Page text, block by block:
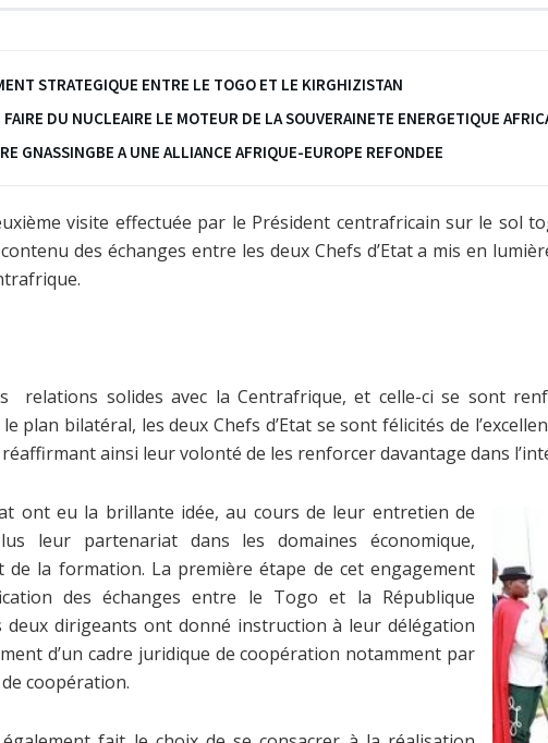
STRATEGIQUE ENTRE LE TOGO ET LE KIRGHIZISTAN
DU NUCLEAIRE LE MOTEUR DE LA SOUVERAINETE ENERGETIQUE
GNASSINGBE A UNE ALLIANCE AFRIQUE-EUROPE REFONDEE
visite effectuée par le Président centrafricain sur le sol
des échanges entre les deux Chefs d’Etat a mis en
solides avec la Centrafrique, et celle-ci se sont
plan bilatéral, les deux Chefs d’Etat se sont félicités de
ainsi leur volonté de les renforcer davantage dans
ont eu la brillante idée, au cours de leur entretien de
leur partenariat dans les domaines économique,
de la formation. La première étape de cet engagement
des échanges entre le Togo et la République
deux dirigeants ont donné instruction à leur délégation
d’un cadre juridique de coopération notamment par
coopération.